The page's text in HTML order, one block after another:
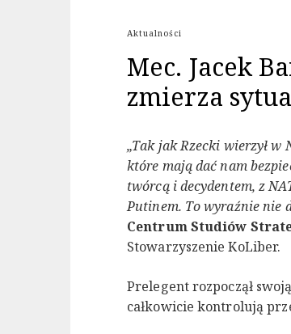
Aktualności
Mec. Jacek
zmierza
„Tak jak Rzecki wierzył w
które mają dać nam
twórcą i decydentem, z
Putinem. To wyraźnie nie
Centrum Studiów
Stowarzyszenie KoLiber.
Prelegent rozpoczął
całkowicie kontrolują